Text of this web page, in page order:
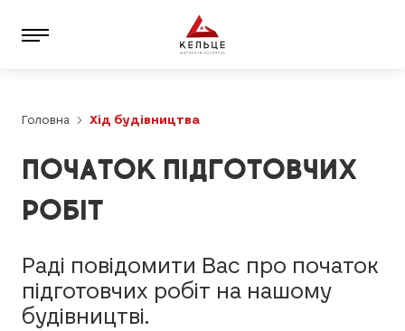
Головна Хід будівництва
ПОЧАТОК ПІДГОТОВЧИХ
РОБІТ
Раді повідомити Вас про початок
підготовчих робіт на нашому
будівництві.